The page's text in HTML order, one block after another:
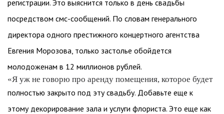
регистрации. Это выяснится только в день свадьбы
посредством смс-сообщений. По словам генерального
директора одного престижного концертного агентства
Евгения Морозова, только застолье обойдется
молодоженам в 12 миллионов рублей.
«Я уж не говорю про аренду помещения, которое будет
полностью закрыто под эту свадьбу. Добавьте еще к
этому декорирование зала и услуги флориста. Это еще как